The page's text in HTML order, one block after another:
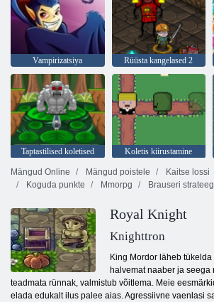
Vampirizatsiya Rüüsta kangelased 2
Taptastilised koletised Koletis kiirustamine
Mängud Online
Mängud poistele Kaitse lossi
Koguda punkte
Mmorpg Brauseri
Royal Knight
Knighttron
King Mordor läheb
halvemat naaber ja
teadmata rünnak, valmistub võitlema. Meie
elada edukalt ilus palee aias. Agressiivne vaenlasi